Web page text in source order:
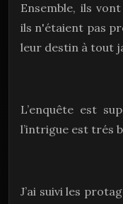
Ensemble, ils
ils n'étaient pas
leur destin à tout
L’enquête est
l’intrigue est trés
J’ai suivi les